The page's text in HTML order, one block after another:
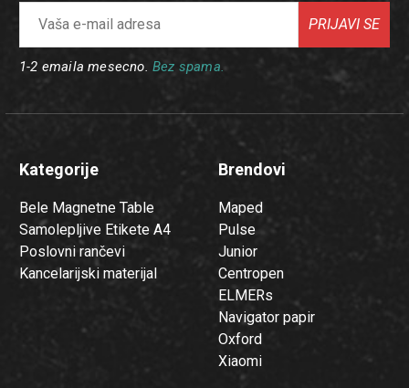
PRIJAVI SE
1-2 emaila mesecno. Bez spama.
Kategorije
Bele Magnetne Table
Samolepljive Etikete A4
Poslovni rančevi
Kancelarijski materijal
Brendovi
Maped
Pulse
Junior
Centropen
ELMERs
Navigator papir
Oxford
Xiaomi